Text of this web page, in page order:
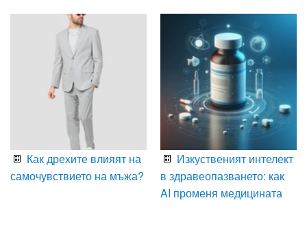
Как дрехите влияят на
самочувствието на мъжа?
Изкуственият интелект
в здравеопазването: как
AI променя медицината